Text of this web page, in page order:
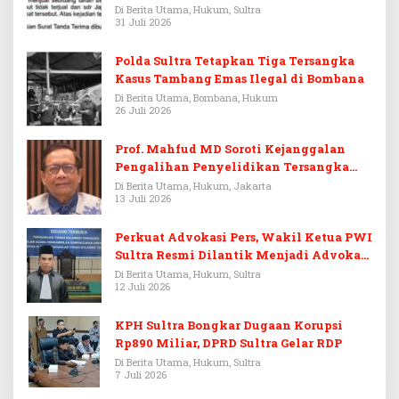
Di Berita Utama, Hukum, Sultra
31 Juli 2026
Polda Sultra Tetapkan Tiga Tersangka
Kasus Tambang Emas Ilegal di Bombana
Di Berita Utama, Bombana, Hukum
26 Juli 2026
Prof. Mahfud MD Soroti Kejanggalan
Pengalihan Penyelidikan Tersangka
Febrie Adriansyah
Di Berita Utama, Hukum, Jakarta
13 Juli 2026
Perkuat Advokasi Pers, Wakil Ketua PWI
Sultra Resmi Dilantik Menjadi Advokat
PERADI
Di Berita Utama, Hukum, Sultra
12 Juli 2026
KPH Sultra Bongkar Dugaan Korupsi
Rp890 Miliar, DPRD Sultra Gelar RDP
Di Berita Utama, Hukum, Sultra
7 Juli 2026